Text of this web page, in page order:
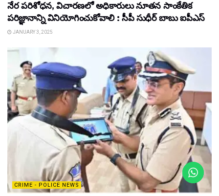
నేర పరిశోధన, విచారణలో అధికారులు నూతన సాంకేతిక
పరిజ్ఞానాన్ని వినియోగించుకోవాలి : సీపీ సుధీర్ బాబు ఐపీఎస్
JANUARY 3, 2025
CRIME - POLICE NEWS